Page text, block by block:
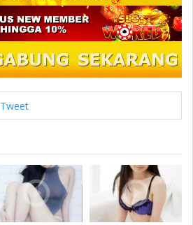
Tweet